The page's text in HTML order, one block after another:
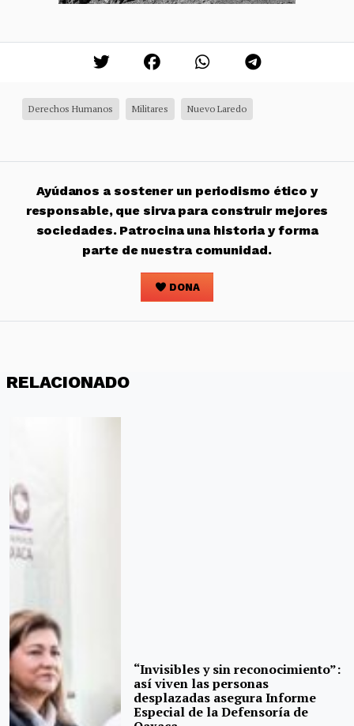
Derechos Humanos Militares Nuevo Laredo
Ayúdanos a sostener un periodismo ético y
responsable, que sirva para construir mejores
sociedades. Patrocina una historia y forma
parte de nuestra comunidad.
DONA
RELACIONADO
“Invisibles y sin reconocimiento”:
así viven las personas
desplazadas asegura Informe
Especial de la Defensoría de